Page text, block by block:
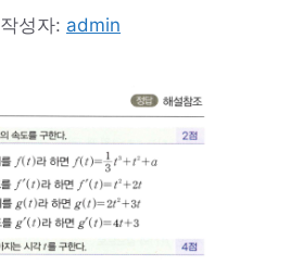
작성자: admin